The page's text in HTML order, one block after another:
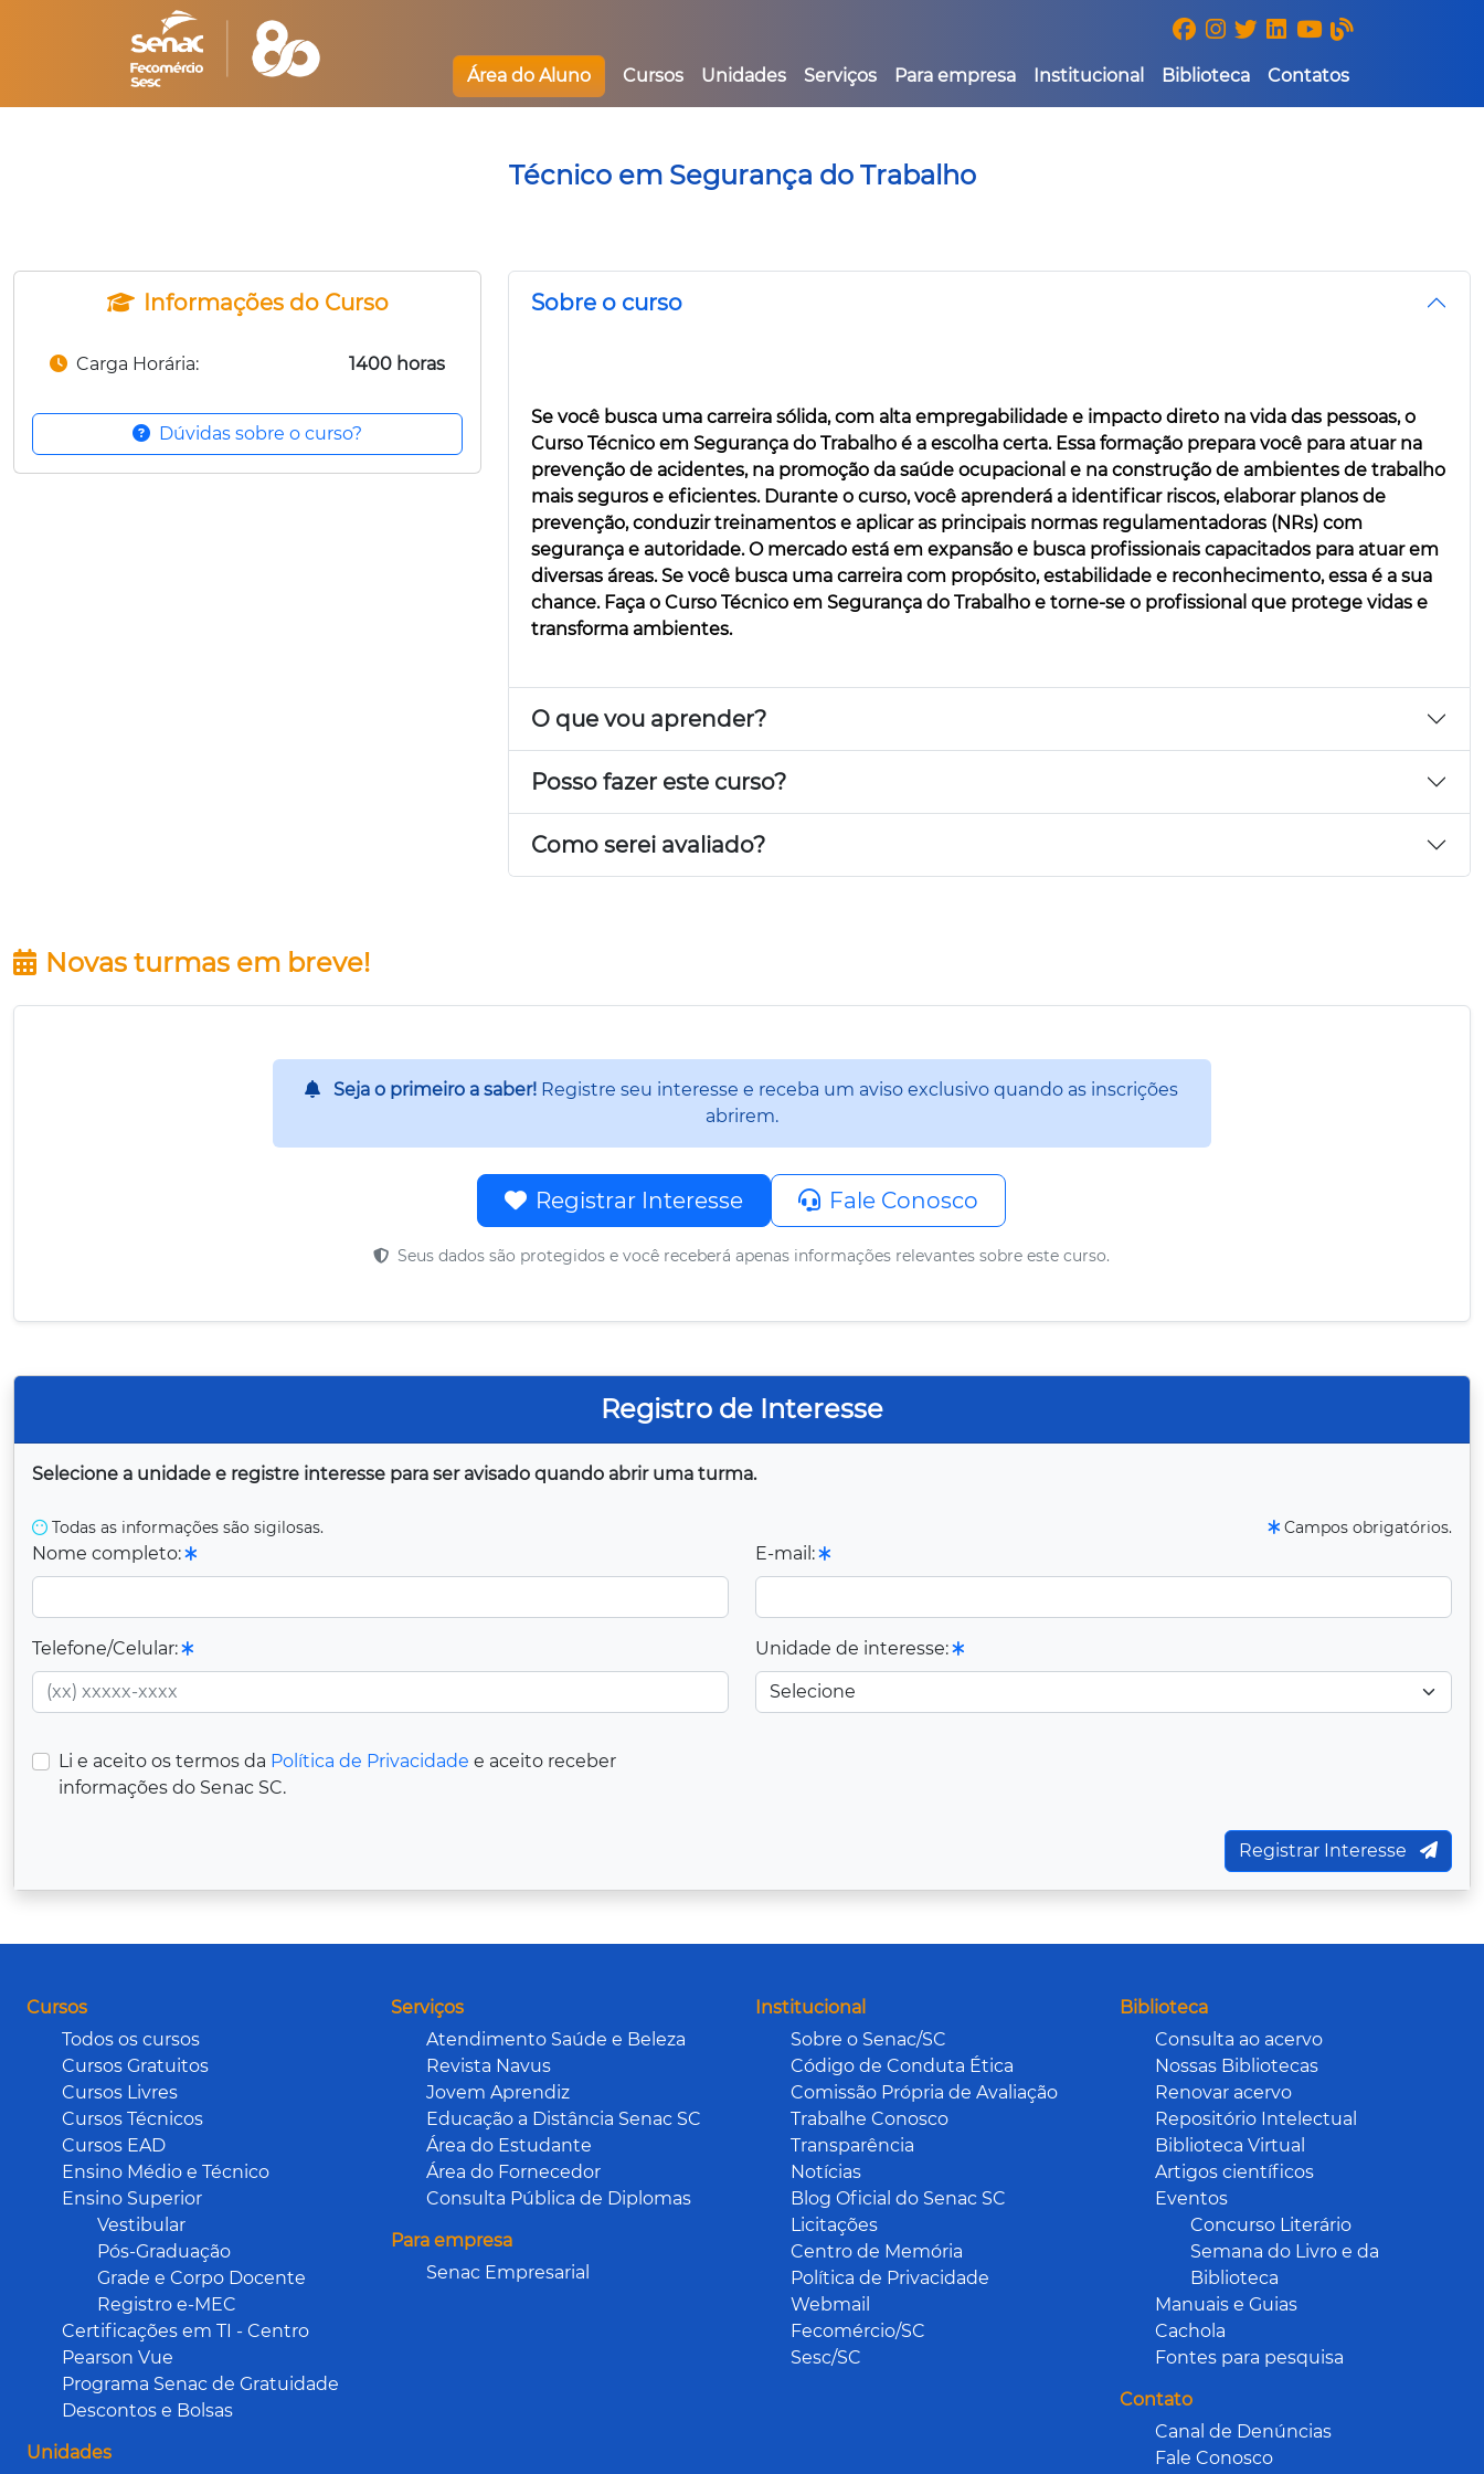
Área do Aluno Cursos Unidades Serviços Para empresa Institucional Biblioteca Contatos
Técnico em Segurança do Trabalho
Informações do Curso
Carga Horária: 1400 horas
Dúvidas sobre o curso?
Sobre o curso
Se você busca uma carreira sólida, com alta empregabilidade e impacto direto na vida das pessoas, o
Curso Técnico em Segurança do Trabalho é a escolha certa. Essa formação prepara você para atuar na
prevenção de acidentes, na promoção da saúde ocupacional e na construção de ambientes de trabalho
mais seguros e eficientes. Durante o curso, você aprenderá a identificar riscos, elaborar planos de
prevenção, conduzir treinamentos e aplicar as principais normas regulamentadoras (NRs) com
segurança e autoridade. O mercado está em expansão e busca profissionais capacitados para atuar em
diversas áreas. Se você busca uma carreira com propósito, estabilidade e reconhecimento, essa é a sua
chance. Faça o Curso Técnico em Segurança do Trabalho e torne-se o profissional que protege vidas e
transforma ambientes.
O que vou aprender?
Posso fazer este curso?
Como serei avaliado?
Novas turmas em breve!
Seja o primeiro a saber! Registre seu interesse e receba um aviso exclusivo quando as inscrições
abrirem.
Registrar Interesse Fale Conosco
Seus dados são protegidos e você receberá apenas informações relevantes sobre este curso.
Registro de Interesse
Selecione a unidade e registre interesse para ser avisado quando abrir uma turma.
Todas as informações são sigilosas. Campos obrigatórios.
Nome completo: E-mail:
Telefone/Celular: Unidade de interesse:
Li e aceito os termos da Política de Privacidade e aceito receber
informações do Senac SC.
Registrar Interesse
Cursos
Todos os cursos
Cursos Gratuitos
Cursos Livres
Cursos Técnicos
Cursos EAD
Ensino Médio e Técnico
Ensino Superior
Vestibular
Pós-Graduação
Grade e Corpo Docente
Registro e-MEC
Certificações em TI - Centro
Pearson Vue
Programa Senac de Gratuidade
Descontos e Bolsas
Unidades
Serviços
Atendimento Saúde e Beleza
Revista Navus
Jovem Aprendiz
Educação a Distância Senac SC
Área do Estudante
Área do Fornecedor
Consulta Pública de Diplomas
Para empresa
Senac Empresarial
Institucional
Sobre o Senac/SC
Código de Conduta Ética
Comissão Própria de Avaliação
Trabalhe Conosco
Transparência
Notícias
Blog Oficial do Senac SC
Licitações
Centro de Memória
Política de Privacidade
Webmail
Fecomércio/SC
Sesc/SC
Biblioteca
Consulta ao acervo
Nossas Bibliotecas
Renovar acervo
Repositório Intelectual
Biblioteca Virtual
Artigos científicos
Eventos
Concurso Literário
Semana do Livro e da
Biblioteca
Manuais e Guias
Cachola
Fontes para pesquisa
Contato
Canal de Denúncias
Fale Conosco